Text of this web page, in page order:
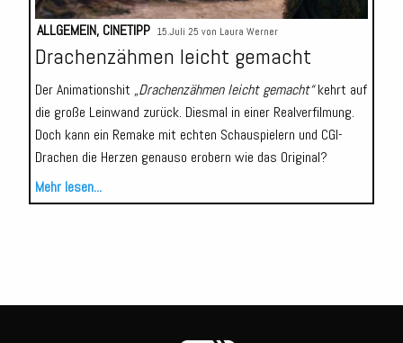
ALLGEMEIN, CINETIPP 15.Juli 25 von Laura Werner
Drachenzähmen leicht gemacht
Der Animationshit „Drachenzähmen leicht gemacht“kehrt auf
die große Leinwand zurück. Diesmal in einer Realverfilmung.
Doch kann ein Remake mit echten Schauspielern und CGI-
Drachen die Herzen genauso erobern wie das Original?
Mehr lesen...